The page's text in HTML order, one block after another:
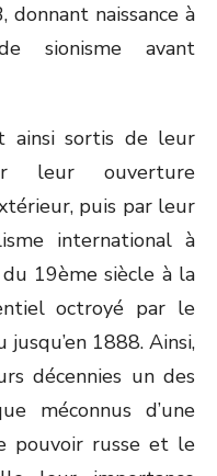
donnant naissance à
sionisme avant
ainsi sortis de leur
leur ouverture
puis par leur
international à
19ème siècle à la
octroyé par le
1888. Ainsi,
décennies un des
méconnus d’une
pouvoir russe et le